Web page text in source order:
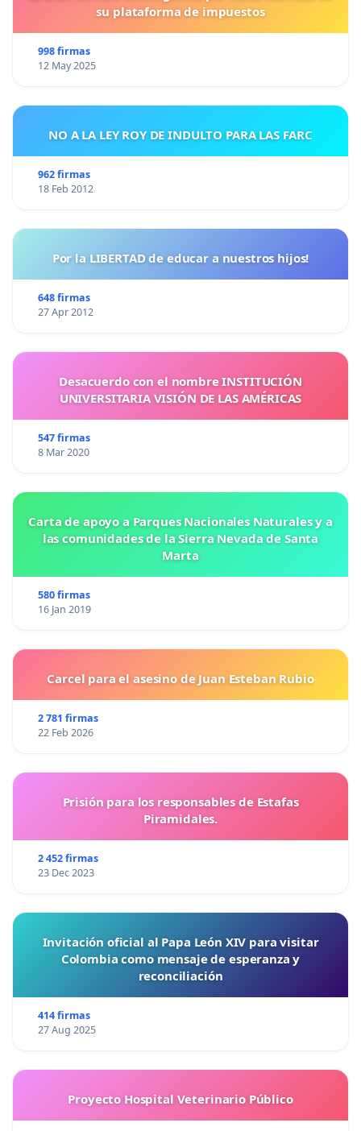
su plataforma de impuestos
998 firmas
12 May 2025
NO A LA LEY ROY DE INDULTO PARA LAS FARC
962 firmas
18 Feb 2012
Por la LIBERTAD de educar a nuestros hijos!
648 firmas
27 Apr 2012
Desacuerdo con el nombre INSTITUCIÓN
UNIVERSITARIA VISIÓN DE LAS AMÉRICAS
547 firmas
8 Mar 2020
Carta de apoyo a Parques Nacionales Naturales y a
las comunidades de la Sierra Nevada de Santa
Marta
580 firmas
16 Jan 2019
Carcel para el asesino de Juan Esteban Rubio
2 781 firmas
22 Feb 2026
Prisión para los responsables de Estafas
Piramidales.
2 452 firmas
23 Dec 2023
Invitación oficial al Papa León XIV para visitar
Colombia como mensaje de esperanza y
reconciliación
414 firmas
27 Aug 2025
Proyecto Hospital Veterinario Público